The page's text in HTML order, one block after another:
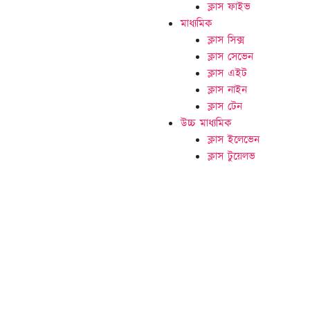
ক্লাস ফাইভ
মাধ্যমিক
ক্লাস সিক্স
ক্লাস সেভেন
ক্লাস এইট
ক্লাস নাইন
ক্লাস টেন
উচ্চ মাধ্যমিক
ক্লাস ইলেভেন
ক্লাস টুয়েলভ